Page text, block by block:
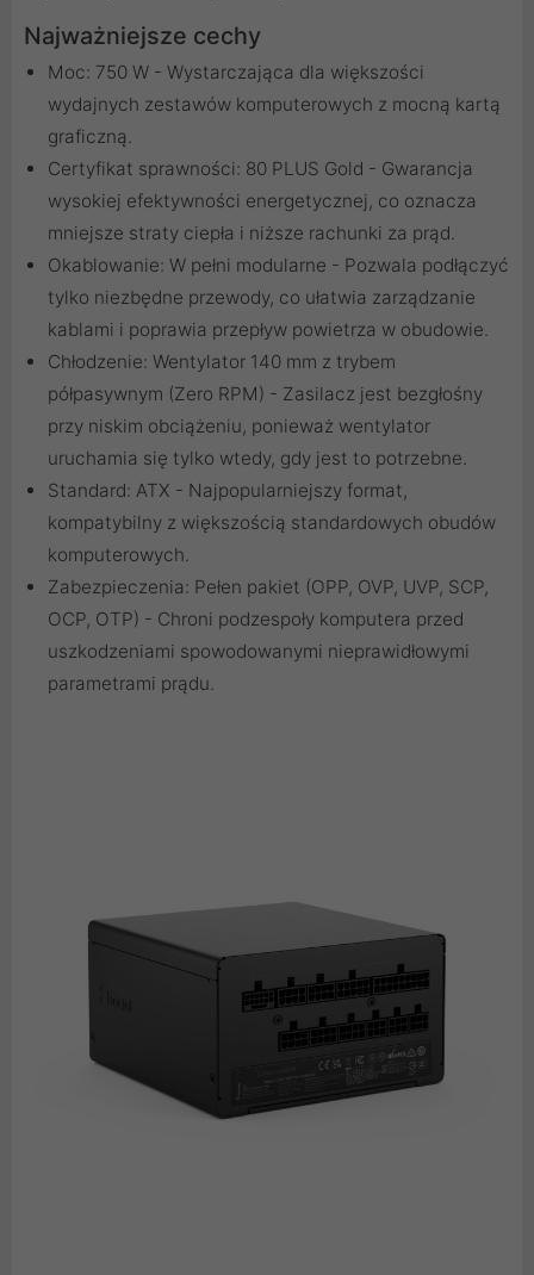
Najważniejsze cechy
Moc: 750 W - Wystarczająca dla większości
wydajnych zestawów komputerowych z mocną kartą
graficzną.
Certyfikat sprawności: 80 PLUS Gold - Gwarancja
wysokiej efektywności energetycznej, co oznacza
mniejsze straty ciepła i niższe rachunki za prąd.
Okablowanie: W pełni modularne - Pozwala podłączyć
tylko niezbędne przewody, co ułatwia zarządzanie
kablami i poprawia przepływ powietrza w obudowie.
Chłodzenie: Wentylator 140 mm z trybem
półpasywnym (Zero RPM) - Zasilacz jest bezgłośny
przy niskim obciążeniu, ponieważ wentylator
uruchamia się tylko wtedy, gdy jest to potrzebne.
Standard: ATX - Najpopularniejszy format,
kompatybilny z większością standardowych obudów
komputerowych.
Zabezpieczenia: Pełen pakiet (OPP, OVP, UVP, SCP,
OCP, OTP) - Chroni podzespoły komputera przed
uszkodzeniami spowodowanymi nieprawidłowymi
parametrami prądu.